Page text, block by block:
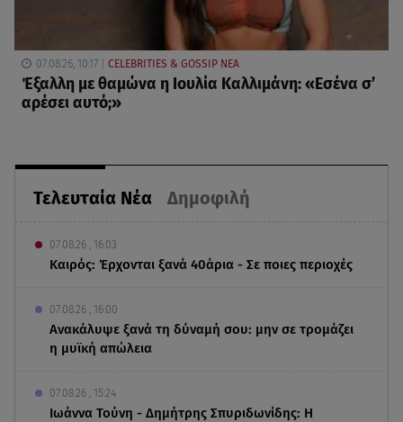
Τελευταία Νέα Δημοφιλή
07.08.26 , 16:03
Καιρός: Έρχονται ξανά 40άρια - Σε ποιες περιοχές
07.08.26 , 16:00
Ανακάλυψε ξανά τη δύναμή σου: μην σε τρομάζει
η μυϊκή απώλεια
07.08.26 , 15:24
Ιωάννα Τούνη - Δημήτρης Σπυριδωνίδης: Η
07.08.26, 10:17 CELEBRITIES & GOSSIP ΝΕΑ
Έξαλλη με θαμώνα η Ιουλία Καλλιμάνη: «Εσένα σ’
αρέσει αυτό;»